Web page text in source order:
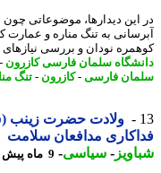
دیدارها، موضوعاتی چون
به تنگ مناره و عمارت
نودان و بررسی نیازهای
سلمان فارسی کازرون -
فارسی -کازرون -تنگ مناره
ولادت حضرت زینب (س) و
مدافعان سلامت
-سیاسی-9 ماه پیش - دوشنبه 5 آبان 1404، 00:12